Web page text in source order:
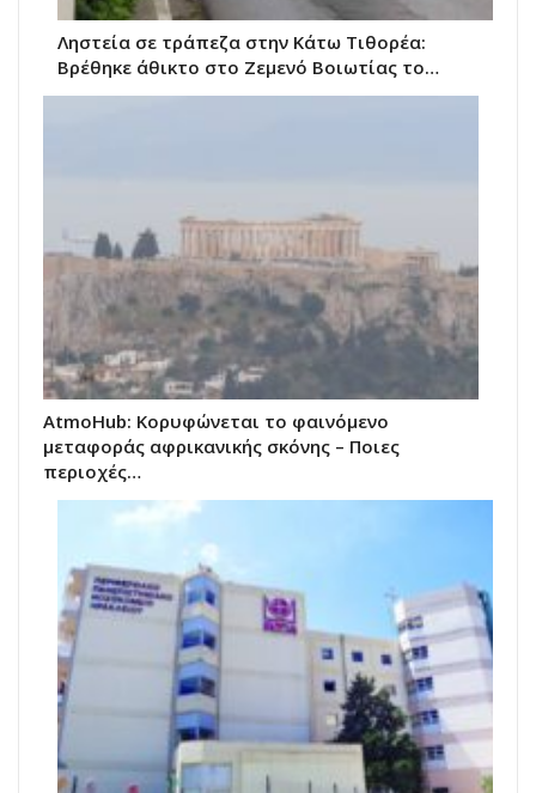
Ληστεία σε τράπεζα στην Κάτω Τιθορέα:
Βρέθηκε άθικτο στο Ζεμενό Βοιωτίας το…
AtmoHub: Κορυφώνεται το φαινόμενο
μεταφοράς αφρικανικής σκόνης – Ποιες
περιοχές…